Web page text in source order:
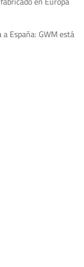
España: GWM está